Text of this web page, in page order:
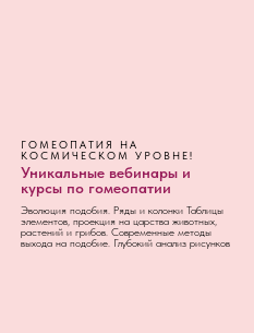
ГОМЕОПАТИЯ НА
КОСМИЧЕСКОМ УРОВНЕ!
Уникальные вебинары и
курсы по гомеопатии
Эволюция подобия. Ряды и колонки Таблицы
элементов, проекция на царства животных,
растений и грибов. Современные методы
выхода на подобие. Глубокий анализ рисунков